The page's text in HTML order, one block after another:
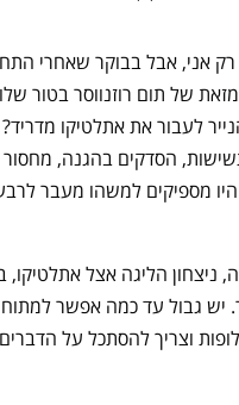
רק אני, אבל בבוקר שאחרי
מזאת של תום רוזנווסר בטור
לעבור את אתלטיקו
הסדקים בהגנה, מחסור
היו מספיקים למשהו מעבר
ניצחון הליגה אצל אתלטיקו,
יש גבול עד כמה אפשר
וצריך להסתכל על